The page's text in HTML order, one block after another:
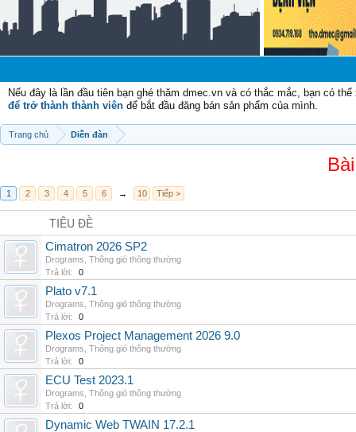
Nếu đây là lần đầu tiên bạn ghé thăm dmec.vn và có thắc mắc, bạn có
để trở thành thành viên để bắt đầu đăng bán sản phẩm của mình.
Trang chủ Diễn đàn
1 2 3 4 5 6 → 10 Tiếp >
TIÊU ĐỀ
Cimatron 2026 SP2
Drograms Thông gió thông thường
Trả lời:
0
Plato v7.1
Drograms Thông gió thông thường
Trả lời:
0
Plexos Project Management 2026 9.0
Drograms Thông gió thông thường
Trả lời:
0
ECU Test 2023.1
Drograms Thông gió thông thường
Trả lời:
0
Dynamic Web TWAIN 17.2.1